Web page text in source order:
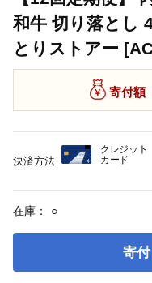
和牛 切り落とし
とりストアー
寄付額
在庫： ○
寄
決済方法
クレジット
カード